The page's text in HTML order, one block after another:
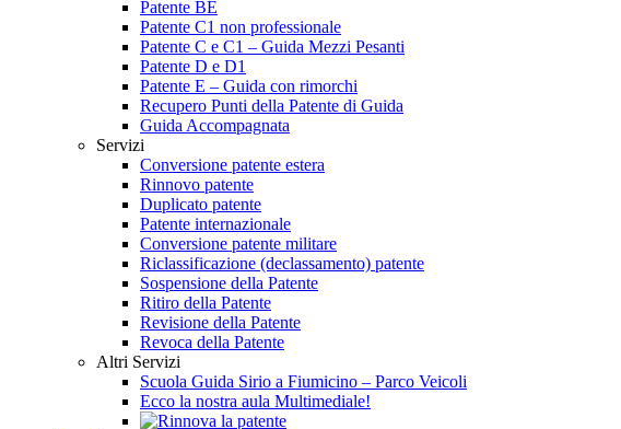
Patente BE
Patente C1 non professionale
Patente C e C1 – Guida Mezzi Pesanti
Patente D e D1
Patente E – Guida con rimorchi
Recupero Punti della Patente di Guida
Guida Accompagnata
Servizi
Conversione patente estera
Rinnovo patente
Duplicato patente
Patente internazionale
Conversione patente militare
Riclassificazione (declassamento) patente
Sospensione della Patente
Ritiro della Patente
Revisione della Patente
Revoca della Patente
Altri Servizi
Scuola Guida Sirio a Fiumicino – Parco Veicoli
Ecco la nostra aula Multimediale!